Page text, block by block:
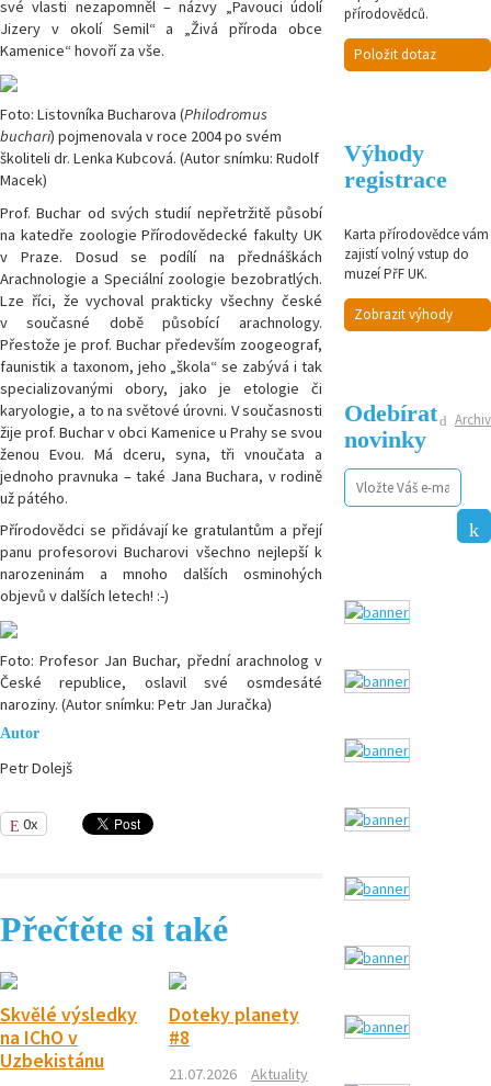
své vlasti nezapomněl – názvy „Pavouci údolí
Jizery v okolí Semil“ a „Živá příroda obce
Kamenice“ hovoří za vše.
Foto: Listovníka Bucharova (Philodromus
buchari) pojmenovala v roce 2004 po svém
školiteli dr. Lenka Kubcová. (Autor snímku: Rudolf
Macek)
Prof. Buchar od svých studií nepřetržitě působí
na katedře zoologie Přírodovědecké fakulty UK
v Praze. Dosud se podílí na přednáškách
Arachnologie a Speciální zoologie bezobratlých.
Lze říci, že vychoval prakticky všechny české
v současné době působící arachnology.
Přestože je prof. Buchar především zoogeograf,
faunistik a taxonom, jeho „škola“ se zabývá i tak
specializovanými obory, jako je etologie či
karyologie, a to na světové úrovni. V současnosti
žije prof. Buchar v obci Kamenice u Prahy se svou
ženou Evou. Má dceru, syna, tři vnoučata a
jednoho pravnuka – také Jana Buchara, v rodině
už pátého.
Přírodovědci se přidávají ke gratulantům a přejí
panu profesorovi Bucharovi všechno nejlepší k
narozeninám a mnoho dalších osminohých
objevů v dalších letech! :-)
Foto: Profesor Jan Buchar, přední arachnolog v
České republice, oslavil své osmdesáté
naroziny. (Autor snímku: Petr Jan Juračka)
Autor
Petr Dolejš
0x
Přečtěte si také
Skvělé výsledky
na IChO v
Uzbekistánu
Doteky planety
#8
21.07.2026
Aktuality
přírodovědců.
Položit dotaz
Výhody
registrace
Karta přírodovědce vám
zajistí volný vstup do
muzeí PřF UK.
Zobrazit výhody
Archiv
Odebírat
novinky